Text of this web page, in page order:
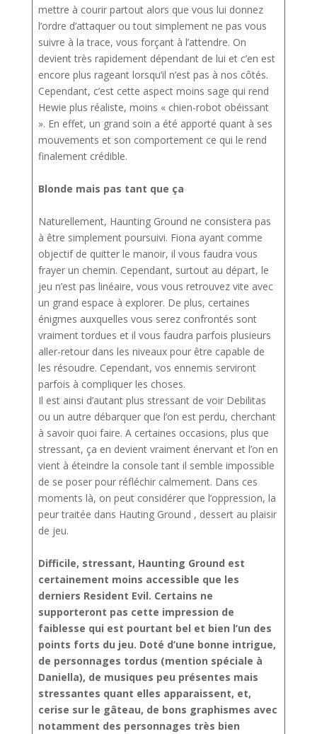
mettre à courir partout alors que vous lui donnez
l’ordre d’attaquer ou tout simplement ne pas vous
suivre à la trace, vous forçant à l’attendre. On
devient très rapidement dépendant de lui et c’en est
encore plus rageant lorsqu’il n’est pas à nos côtés.
Cependant, c’est cette aspect moins sage qui rend
Hewie plus réaliste, moins « chien-robot obéissant
». En effet, un grand soin a été apporté quant à ses
mouvements et son comportement ce qui le rend
finalement crédible.
Blonde mais pas tant que ça
Naturellement, Haunting Ground ne consistera pas
à être simplement poursuivi. Fiona ayant comme
objectif de quitter le manoir, il vous faudra vous
frayer un chemin. Cependant, surtout au départ, le
jeu n’est pas linéaire, vous vous retrouvez vite avec
un grand espace à explorer. De plus, certaines
énigmes auxquelles vous serez confrontés sont
vraiment tordues et il vous faudra parfois plusieurs
aller-retour dans les niveaux pour être capable de
les résoudre. Cependant, vos ennemis serviront
parfois à compliquer les choses.
Il est ainsi d’autant plus stressant de voir Debilitas
ou un autre débarquer que l’on est perdu, cherchant
à savoir quoi faire. A certaines occasions, plus que
stressant, ça en devient vraiment énervant et l’on en
vient à éteindre la console tant il semble impossible
de se poser pour réfléchir calmement. Dans ces
moments là, on peut considérer que l’oppression, la
peur traitée dans Hauting Ground , dessert au plaisir
de jeu.
Difficile, stressant, Haunting Ground est
certainement moins accessible que les
derniers Resident Evil. Certains ne
supporteront pas cette impression de
faiblesse qui est pourtant bel et bien l’un des
points forts du jeu. Doté d’une bonne intrigue,
de personnages tordus (mention spéciale à
Daniella), de musiques peu présentes mais
stressantes quant elles apparaissent, et,
cerise sur le gâteau, de bons graphismes avec
notamment des personnages très bien